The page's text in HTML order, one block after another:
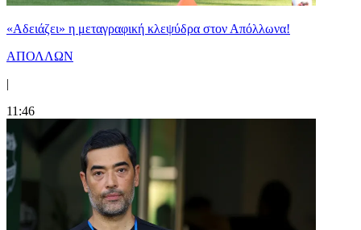
«Αδειάζει» η μεταγραφική κλεψύδρα στον Απόλλωνα!
ΑΠΟΛΛΩΝ
|
11:46